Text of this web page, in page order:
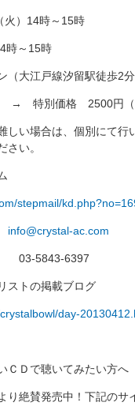
）14時～15時
時～15時
大江戸線汐留駅徒歩2分
特別価格 2500円（
しい場合は、個別にて行
さい。
stepmail/
info@crystal-ac.com
5843-6397
ストの掲載ブログ
day-
Ｄで聴いてみたい方
り絶賛発売中！下記のサ